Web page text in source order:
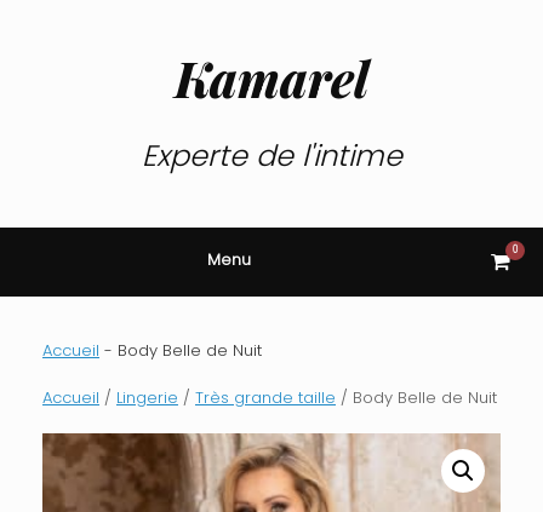
Kamarel
Experte de l'intime
Menu View
cart
0
Accueil - Body Belle de Nuit
Accueil / Lingerie / Très grande taille / Body Belle de Nuit